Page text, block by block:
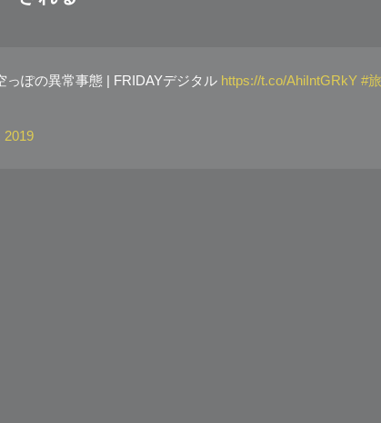
ぽの異常事態 | FRIDAYデジタル https://t.co/AhiIntGRkY #
2019